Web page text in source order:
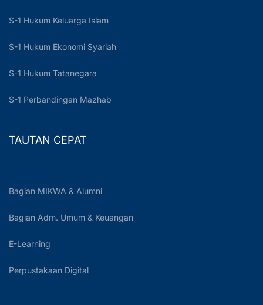
S-1 Hukum Keluarga Islam
S-1 Hukum Ekonomi Syariah
S-1 Hukum Tatanegara
S-1 Perbandingan Mazhab
TAUTAN CEPAT
Bagian MIKWA & Alumni
Bagian Adm. Umum & Keuangan
E-Learning
Perpustakaan Digital